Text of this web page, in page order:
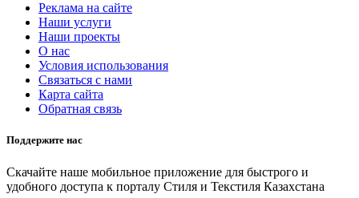
Реклама на сайте
Наши услуги
Наши проекты
О нас
Условия использования
Связаться с нами
Карта сайта
Обратная связь
Поддержите нас
Скачайте наше мобильное приложение для быстрого и
удобного доступа к порталу Стиля и Текстиля Казахстана